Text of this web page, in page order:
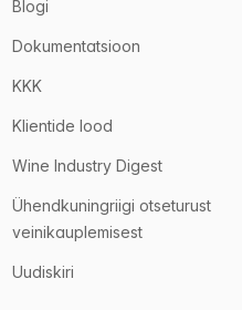
Blogi
Dokumentatsioon
KKK
Klientide lood
Wine Industry Digest
Ühendkuningriigi otseturust
veinikauplemisest
Uudiskiri